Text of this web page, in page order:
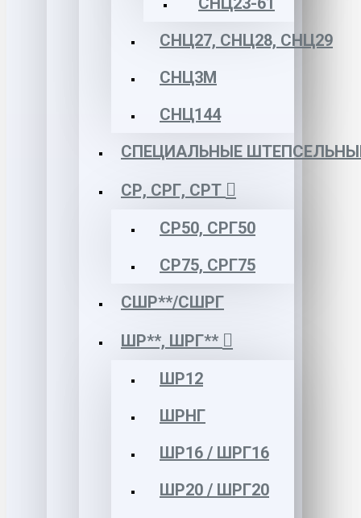
СНЦ27, СНЦ28, СНЦ29
СНЦ3М
СНЦ144
СПЕЦИАЛЬНЫЕ
СР, СРГ, СРТ
СР50, СРГ50
СР75, СРГ75
СШР**/СШРГ
ШР**, ШРГ**
ШР12
ШРНГ
ШР16 / ШРГ16
ШР20 / ШРГ20